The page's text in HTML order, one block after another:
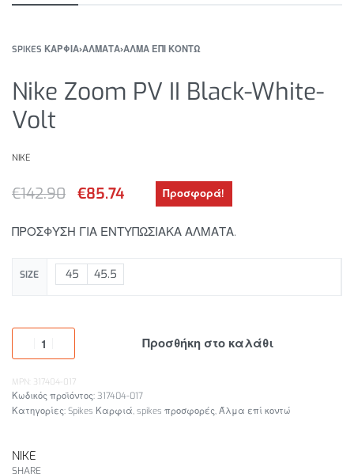
SPIKES ΚΑΡΦΙΑ›ΑΛΜΑΤΑ›ΑΛΜΑ ΕΠΙ ΚΟΝΤΩ
Nike Zoom PV II Black-White-
Volt
NIKE
€142.90 €85.74 Προσφορά!
ΠΡΟΣΦΥΣΗ ΓΙΑ ΕΝΤΥΠΩΣΙΑΚΑ ΑΛΜΑΤΑ.
SIZE 45 45.5
Προσθήκη στο καλάθι
MPN: 317404-017
317404-017
Κατηγορίες: Spikes Καρφιά, spikes προσφορές, Άλμα επί κοντώ
NIKE
SHARE